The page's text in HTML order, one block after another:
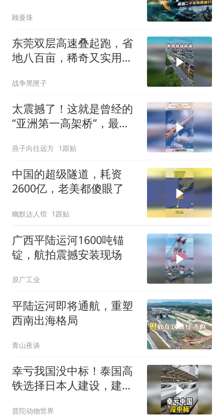
顾曼珠
东莞双层高速叠起跑，省
地八百亩，稀奇又实用，
战争黑匣子
太震撼了！这就是曾经的
“亚洲第一高架桥”，最高
燕子向往远方 1跟贴
中国的超级隧道，耗资
2600亿，老美都傻眼了
幽默达人馆 1跟贴
广西平陆运河1600吨锚
锭，航拍震撼安装现场
原广工业
平陆运河即将通航，重塑
西南出海格局
青山夜谈
幸亏我国没中标！泰国高
铁选择日本人建设，建成
普陀动物世界